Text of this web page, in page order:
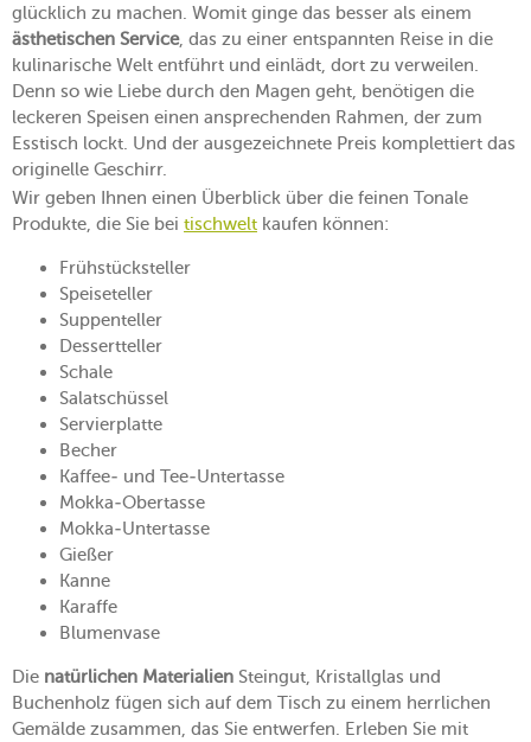
glücklich zu machen. Womit ginge das besser als einem
ästhetischen Service, das zu einer entspannten Reise in die
kulinarische Welt entführt und einlädt, dort zu verweilen.
Denn so wie Liebe durch den Magen geht, benötigen die
leckeren Speisen einen ansprechenden Rahmen, der zum
Esstisch lockt. Und der ausgezeichnete Preis komplettiert das
originelle Geschirr.
Wir geben Ihnen einen Überblick über die feinen Tonale
Produkte, die Sie bei tischwelt kaufen können:
Frühstücksteller
Speiseteller
Suppenteller
Dessertteller
Schale
Salatschüssel
Servierplatte
Becher
Kaffee- und Tee-Untertasse
Mokka-Obertasse
Mokka-Untertasse
Gießer
Kanne
Karaffe
Blumenvase
Die natürlichen Materialien Steingut, Kristallglas und
Buchenholz fügen sich auf dem Tisch zu einem herrlichen
Gemälde zusammen, das Sie entwerfen. Erleben Sie mit